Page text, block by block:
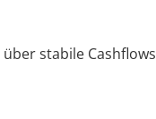
stabile Cashflows